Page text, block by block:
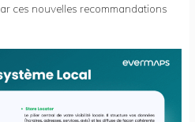
ces nouvelles recommandations